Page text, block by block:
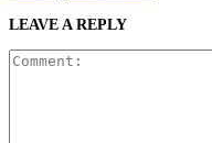
LEAVE A REPLY